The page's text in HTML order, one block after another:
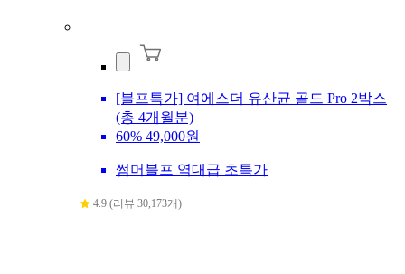
[블프특가] 여에스더 유산균 골드 Pro 2박스
(총 4개월분)
60% 49,000원
썸머블프 역대급 초특가
4.9 (리뷰 30,173개)